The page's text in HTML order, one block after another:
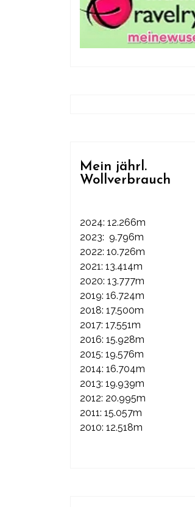
Mein jährl.
Wollverbrauch
2024: 12.266m
2023: 9.796m
2022: 10.726m
2021: 13.414m
2020: 13.777m
2019: 16.724m
2018: 17.500m
2017: 17.551m
2016: 15.928m
2015: 19.576m
2014: 16.704m
2013: 19.939m
2012: 20.995m
2011: 15.057m
2010: 12.518m